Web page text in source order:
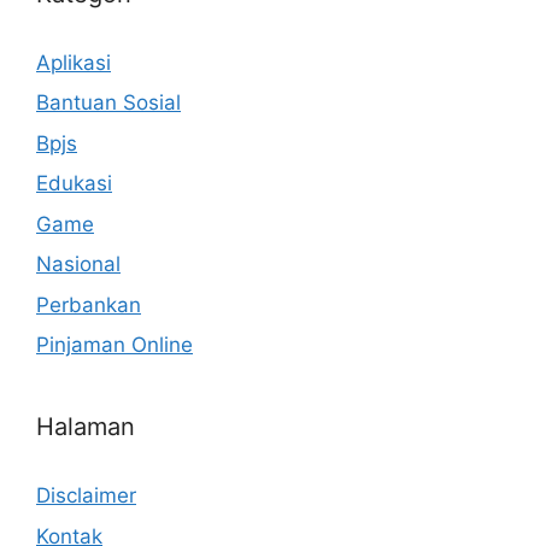
Aplikasi
Bantuan Sosial
Bpjs
Edukasi
Game
Nasional
Perbankan
Pinjaman Online
Halaman
Disclaimer
Kontak